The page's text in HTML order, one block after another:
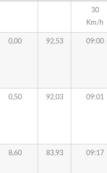
30
Km/h
0,00 92,53 09:00
0,50 92,03 09:01
8,60 83,93 09:17